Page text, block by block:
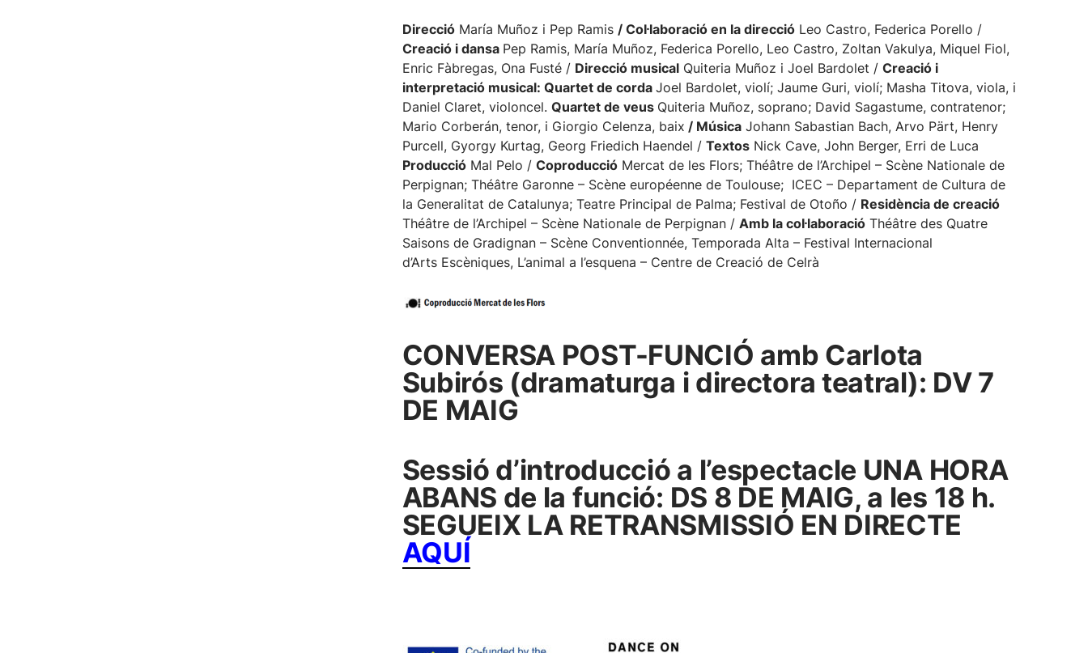
DireccióMaría Muñoz i Pep Ramis / Col·laboració en la direccióLeo Castro, Federica Porello /
Creació i dansa Pep Ramis, María Muñoz, Federica Porello, Leo Castro, Zoltan Vakulya, Miquel Fiol,
Enric Fàbregas, Ona Fusté / Direcció musicalQuiteria Muñoz i Joel Bardolet / Creació i
interpretació musical: Quartet de corda Joel Bardolet, violí; Jaume Guri, violí; Masha Titova, viola, i
Daniel Claret, violoncel. Quartet de veus Quiteria Muñoz, soprano; David Sagastume, contratenor;
Mario Corberán, tenor, i Giorgio Celenza, baix / MúsicaJohann Sabastian Bach, Arvo Pärt, Henry
Purcell, Gyorgy Kurtag, Georg Friedich Haendel / TextosNick Cave, John Berger, Erri de Luca
ProduccióMal Pelo / CoproduccióMercat de les Flors; Théâtre de l’Archipel – Scène Nationale de
Perpignan; Théâtre Garonne – Scène européenne de Toulouse; ICEC – Departament de Cultura de
la Generalitat de Catalunya; Teatre Principal de Palma; Festival de Otoño / Residència de creació
Théâtre de l’Archipel – Scène Nationale de Perpignan / Amb la col·laboracióThéâtre des Quatre
Saisons de Gradignan – Scène Conventionnée, Temporada Alta – Festival Internacional
d’Arts Escèniques, L’animal a l’esquena – Centre de Creació de Celrà
CONVERSA POST-FUNCIÓ amb Carlota
Subirós (dramaturga i directora teatral): DV 7
DE MAIG
Sessió d’introducció a l’espectacle UNA HORA
ABANS de la funció: DS 8 DE MAIG, a les 18 h.
SEGUEIX LA RETRANSMISSIÓ EN DIRECTE
AQUÍ